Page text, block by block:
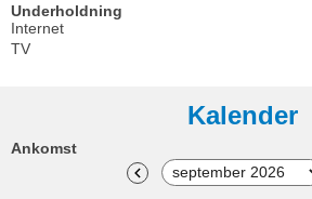
Underholdning
Internet
TV
Kalender
Ankomst